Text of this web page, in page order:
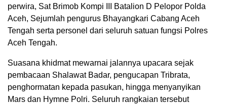
perwira, Sat Brimob Kompi III Batalion D Pelopor Polda
Aceh, Sejumlah pengurus Bhayangkari Cabang Aceh
Tengah serta personel dari seluruh satuan fungsi Polres
Aceh Tengah.
Suasana khidmat mewarnai jalannya upacara sejak
pembacaan Shalawat Badar, pengucapan Tribrata,
penghormatan kepada pasukan, hingga menyanyikan
Mars dan Hymne Polri. Seluruh rangkaian tersebut